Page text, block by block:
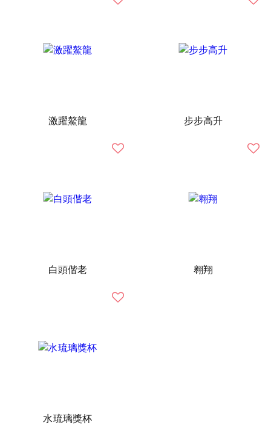
激躍鰲龍 步步高升
白頭偕老 翱翔
水琉璃獎杯